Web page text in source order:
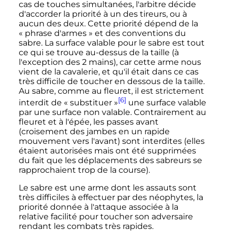
cas de touches simultanées, l'arbitre décide
d'accorder la priorité à un des tireurs, ou à
aucun des deux. Cette priorité dépend de la
« phrase d'armes » et des conventions du
sabre. La surface valable pour le sabre est tout
ce qui se trouve au-dessus de la taille (à
l'exception des 2 mains), car cette arme nous
vient de la cavalerie, et qu'il était dans ce cas
très difficile de toucher en dessous de la taille.
Au sabre, comme au fleuret, il est strictement
interdit de « substituer »[6] une surface valable
par une surface non valable. Contrairement au
fleuret et à l'épée, les passes avant
(croisement des jambes en un rapide
mouvement vers l'avant) sont interdites (elles
étaient autorisées mais ont été supprimées
du fait que les déplacements des sabreurs se
rapprochaient trop de la course).
Le sabre est une arme dont les assauts sont
très difficiles à effectuer par des néophytes, la
priorité donnée à l'attaque associée à la
relative facilité pour toucher son adversaire
rendant les combats très rapides.